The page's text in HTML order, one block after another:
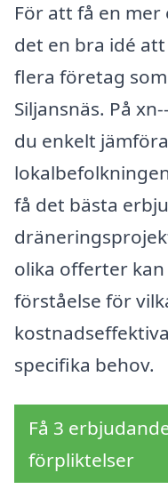
För att få en
det en bra idé
flera företag
Siljansnäs. På
du enkelt
få det bästa
olika offerter
förståelse för
specifika behov.
Få 3
förpliktelser